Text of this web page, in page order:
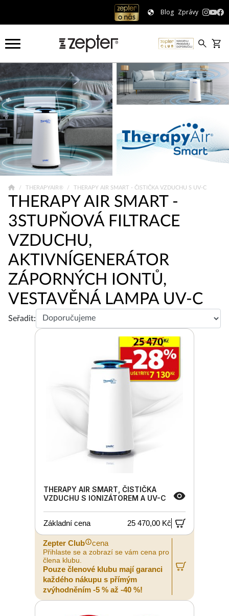
Blog Zprávy
THERAPYAIR® THERAPY AIR SMART - ČISTIČKA VZDUCHU S UV-C
THERAPY AIR SMART -
3STUPŇOVÁ FILTRACE
VZDUCHU,
AKTIVNÍGENERÁTOR
ZÁPORNÝCH IONTŮ,
VESTAVĚNÁ LAMPA UV-C
Seřadit:
THERAPY AIR SMART, ČISTIČKA
VZDUCHU S IONIZÁTOREM A UV-C
Základní cena 25 470,00 Kč
Zepter Club cena
Přihlaste se a zobrazí se vám cena pro
člena klubu.
Pouze členové klubu mají garanci
každého nákupu s přímým
zvýhodněním -5 % až -40 %!